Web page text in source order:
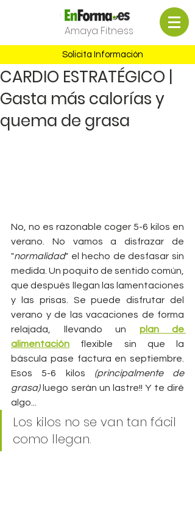
Amaya Fitness
Solicita Información
CARDIO ESTRATÉGICO |
Gasta más calorías y
quema de grasa
No, no es razonable coger 5-6 kilos en
verano. No vamos a disfrazar de
"normalidad" el hecho de desfasar sin
medida. Un poquito de sentido común,
que después llegan las lamentaciones
y las prisas. Se puede disfrutar del
verano y de las vacaciones de forma
relajada, llevando un plan de
alimentación flexible sin que la
báscula pase factura en septiembre.
Esos 5-6 kilos (principalmente de
grasa) luego serán un lastre!! Y te diré
algo...
Los kilos no se van tan fácil
como llegan.